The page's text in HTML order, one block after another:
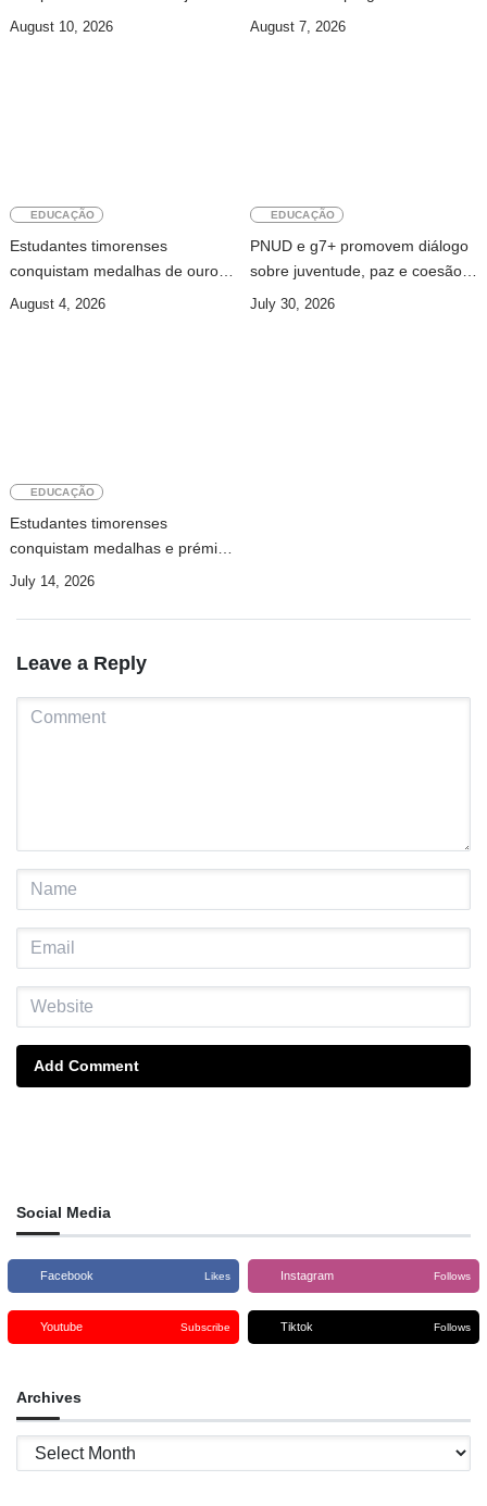
de Timor-Leste
August 10, 2026
Athletics
August 7, 2026
EDUCAÇÃO
Estudantes timorenses
conquistam medalhas de ouro e
prata na Conferência da ASEAN
August 4, 2026
EDUCAÇÃO
PNUD e g7+ promovem diálogo
sobre juventude, paz e coesão
social em Timor-Leste
July 30, 2026
EDUCAÇÃO
Estudantes timorenses
conquistam medalhas e prémios
de excelência em competição
July 14, 2026
Leave a Reply
Add Comment
Social Media
Facebook Likes Instagram Follows
Youtube Subscribe Tiktok Follows
Archives
Archives